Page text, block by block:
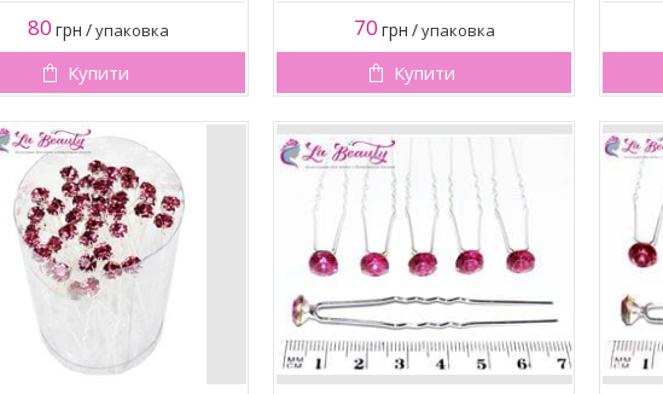
80 грн /упаковка
Купити
70 грн /упаковка
Купити